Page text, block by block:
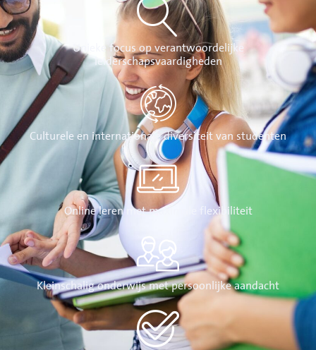
Unieke focus op verantwoordelijke
leiderschapsvaardigheden
Culturele en internationale diversiteit van studenten
Online leren met maximale flexibiliteit
Kleinschalig onderwijs met persoonlijke aandacht